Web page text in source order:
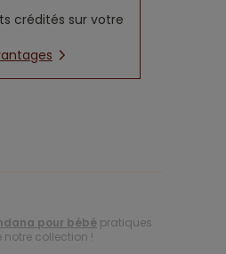
crédités sur votre
pour bébé pratiques
notre collection !